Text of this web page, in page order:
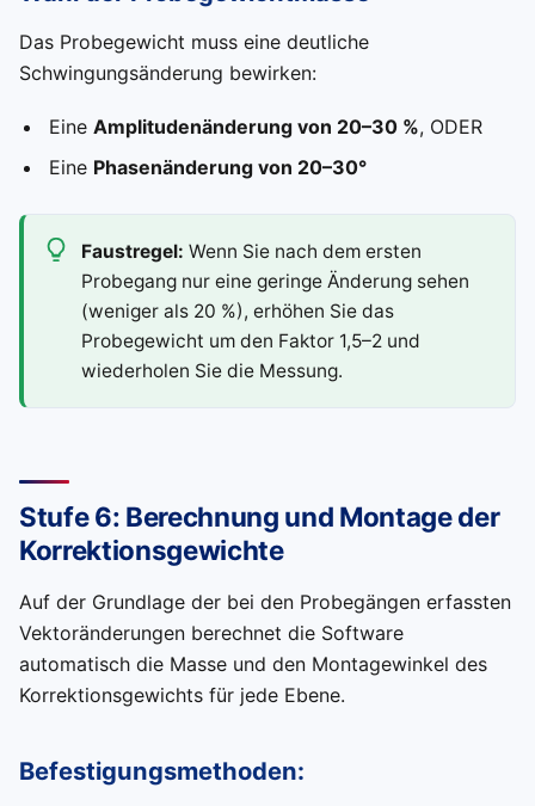
Das Probegewicht muss eine deutliche
Schwingungsänderung bewirken:
Eine Amplitudenänderung von 20–30 %, ODER
Eine Phasenänderung von 20–30°
Faustregel: Wenn Sie nach dem ersten
Probegang nur eine geringe Änderung sehen
(weniger als 20 %), erhöhen Sie das
Probegewicht um den Faktor 1,5–2 und
wiederholen Sie die Messung.
Stufe 6: Berechnung und Montage der
Korrektionsgewichte
Auf der Grundlage der bei den Probegängen erfassten
Vektoränderungen berechnet die Software
automatisch die Masse und den Montagewinkel des
Korrektionsgewichts für jede Ebene.
Befestigungsmethoden: